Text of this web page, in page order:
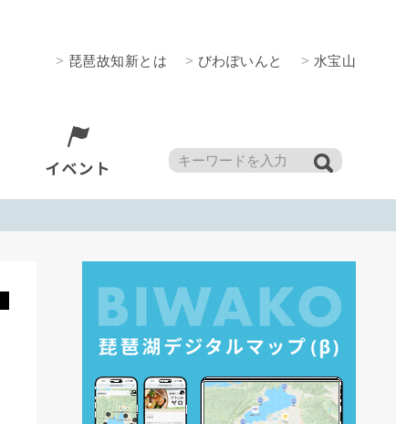
> 琵琶故知新とは >びわぽいんと > 水宝山